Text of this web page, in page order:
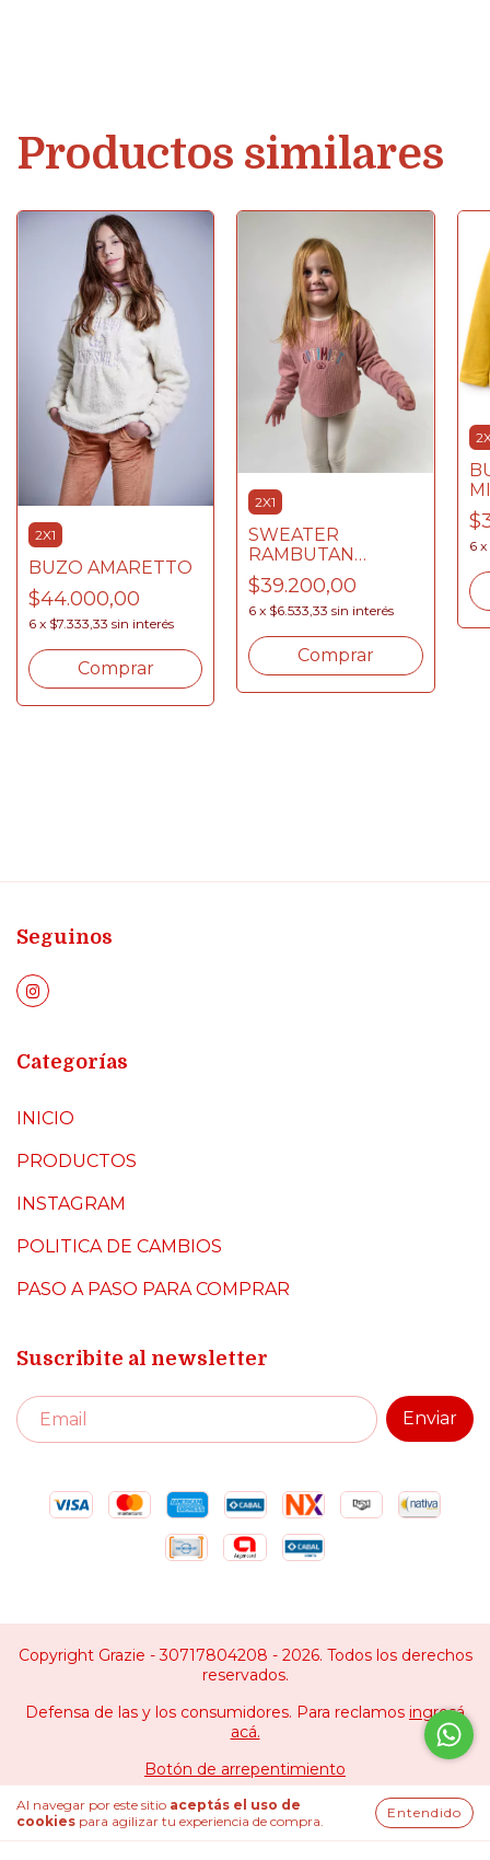
Al navegar por este sitio aceptás el uso de
cookies para agilizar tu experiencia de compra.
Entendido
Productos similares
2X1
BUZO AMARETTO
$44.000,00
6 x $7.333,33 sin interés
Comprar
2X1
SWEATER
RAMBUTAN
BORDADO
$39.200,00
6 x $6.533,33 sin interés
Comprar
6 x
Seguinos
Categorías
INICIO
PRODUCTOS
INSTAGRAM
POLITICA DE CAMBIOS
PASO A PASO PARA COMPRAR
Suscribite al newsletter
Copyright Grazie - 30717804208 - 2026. Todos los derechos
reservados.
Defensa de las y los consumidores. Para reclamos ingresá
acá.
Botón de arrepentimiento